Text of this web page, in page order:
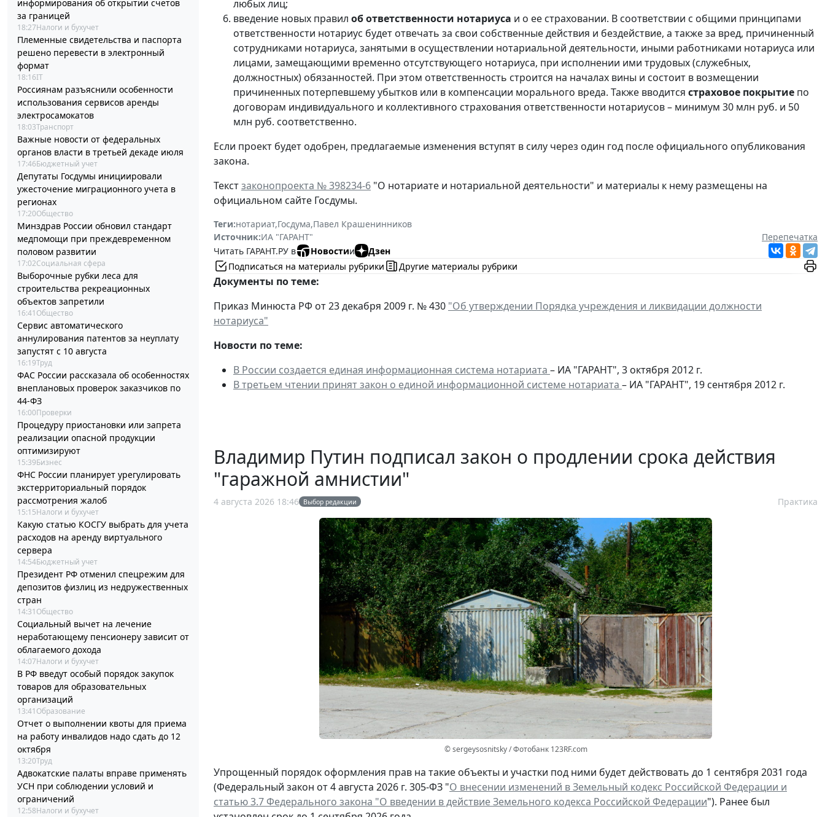
информирования об открытии счетов
за границей
18:27Налоги и бухучет
Племенные свидетельства и паспорта
решено перевести в электронный
формат
18:16IT
Россиянам разъяснили особенности
использования сервисов аренды
электросамокатов
18:03Транспорт
Важные новости от федеральных
органов власти в третьей декаде июля
17:46Бюджетный учет
Депутаты Госдумы инициировали
ужесточение миграционного учета в
регионах
17:20Общество
Минздрав России обновил стандарт
медпомощи при преждевременном
половом развитии
17:02Социальная сфера
Выборочные рубки леса для
строительства рекреационных
объектов запретили
16:41 Общество
Сервис автоматического
аннулирования патентов за неуплату
запустят с 10 августа
16:19Труд
ФАС России рассказала об особенностях
внеплановых проверок заказчиков по
44-ФЗ
16:00Проверки
Процедуру приостановки или запрета
реализации опасной продукции
оптимизируют
15:39Бизнес
ФНС России планирует урегулировать
экстерриториальный порядок
рассмотрения жалоб
15:15Налоги и бухучет
Какую статью КОСГУ выбрать для учета
расходов на аренду виртуального
сервера
14:54Бюджетный учет
Президент РФ отменил спецрежим для
депозитов физлиц из недружественных
стран
14:31 Общество
Социальный вычет на лечение
неработающему пенсионеру зависит от
облагаемого дохода
14:07Налоги и бухучет
В РФ введут особый порядок закупок
товаров для образовательных
организаций
13:41 Образование
Отчет о выполнении квоты для приема
на работу инвалидов надо сдать до 12
октября
13:20Труд
Адвокатские палаты вправе применять
УСН при соблюдении условий и
ограничений
12:58Налоги и бухучет
любых лиц;
введение новых правил об ответственности нотариуса и о ее страховании. В соответствии с общими принципами
ответственности нотариус будет отвечать за свои собственные действия и бездействие, а также за вред, причиненный
сотрудниками нотариуса, занятыми в осуществлении нотариальной деятельности, иными работниками нотариуса или
лицами, замещающими временно отсутствующего нотариуса, при исполнении ими трудовых (служебных,
должностных) обязанностей. При этом ответственность строится на началах вины и состоит в возмещении
причиненных потерпевшему убытков или в компенсации морального вреда. Также вводится страховое покрытие по
договорам индивидуального и коллективного страхования ответственности нотариусов – минимум 30 млн руб. и 50
млн руб. соответственно.
Если проект будет одобрен, предлагаемые изменения вступят в силу через один год после официального опубликования
закона.
Текстзаконопроекта № 398234-6 "О нотариате и нотариальной деятельности" и материалы к нему размещены на
официальном сайте Госдумы.
Теги:нотариат,Госдума,Павел Крашенинников
Источник:ИА "ГАРАНТ"
Перепечатка
Читать ГАРАНТ.РУ в
Новостии
Дзен
Подписаться на материалы рубрики
Другие материалы рубрики
Документы по теме:
Приказ Минюста РФ от 23 декабря 2009 г. № 430 "Об утверждении Порядка учреждения и ликвидации должности
нотариуса"
Новости по теме:
В России создается единая информационная система нотариата – ИА "ГАРАНТ", 3 октября 2012 г.
В третьем чтении принят закон о единой информационной системе нотариата – ИА "ГАРАНТ", 19 сентября 2012 г.
Владимир Путин подписал закон о продлении срока действия
"гаражной амнистии"
4 августа 2026 18:46 Выбор редакции Практика
© sergeysosnitsky / Фотобанк 123RF.com
Упрощенный порядок оформления прав на такие объекты и участки под ними будет действовать до 1 сентября 2031 года
(Федеральный закон от 4 августа 2026 г. 305-ФЗ "О внесении изменений в Земельный кодекс Российской Федерации и
статью 3.7 Федерального закона "О введении в действие Земельного кодекса Российской Федерации"). Ранее был